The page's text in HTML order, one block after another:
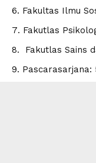
Fakultas Ilmu
Fakutlas
Fakutlas Sains